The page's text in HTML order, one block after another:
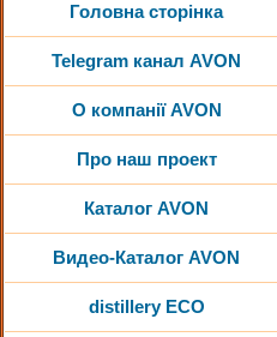
Головна сторінка
Telegram канал AVON
О компанії AVON
Про наш проект
Каталог AVON
Видео-Каталог AVON
distillery ECO